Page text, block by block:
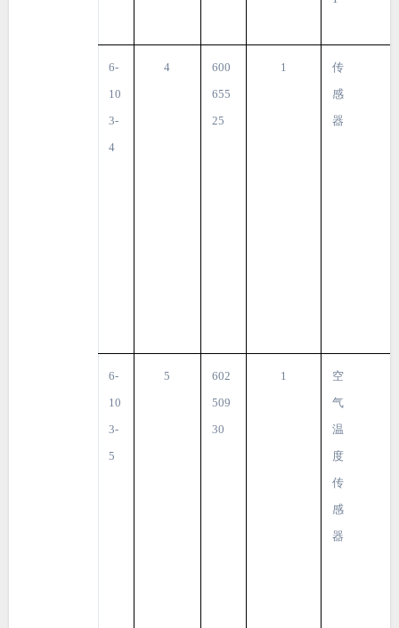
6-
10
3-
4
4
600
655
25
1
传
感
器
6-
10
3-
5
5
602
509
30
1
空
气
温
度
传
感
器